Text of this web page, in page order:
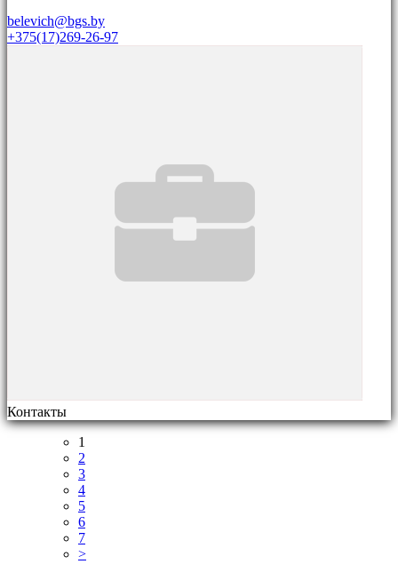
belevich@bgs.by
+375(17)269-26-97
Контакты
1
2
3
4
5
6
7
>